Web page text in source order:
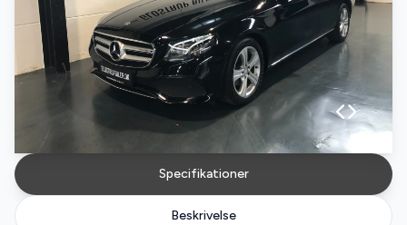
Specifikationer
Beskrivelse